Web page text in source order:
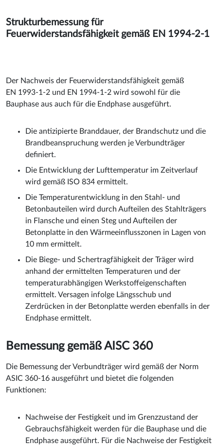
Strukturbemessung für
Feuerwiderstandsfähigkeit gemäß EN 1994-2-1
Der Nachweis der Feuerwiderstandsfähigkeit gemäß
EN 1993-1-2 und EN 1994-1-2 wird sowohl für die
Bauphase aus auch für die Endphase ausgeführt.
Die antizipierte Branddauer, der Brandschutz und die
Brandbeanspruchung werden je Verbundträger
definiert.
Die Entwicklung der Lufttemperatur im Zeitverlauf
wird gemäß ISO 834 ermittelt.
Die Temperaturentwicklung in den Stahl- und
Betonbauteilen wird durch Aufteilen des Stahlträgers
in Flansche und einen Steg und Aufteilen der
Betonplatte in den Wärmeeinflusszonen in Lagen von
10 mm ermittelt.
Die Biege- und Schertragfähigkeit der Träger wird
anhand der ermittelten Temperaturen und der
temperaturabhängigen Werkstoffeigenschaften
ermittelt. Versagen infolge Längsschub und
Zerdrücken in der Betonplatte werden ebenfalls in der
Endphase ermittelt.
Bemessung gemäß AISC 360
Die Bemessung der Verbundträger wird gemäß der Norm
ASIC 360-16 ausgeführt und bietet die folgenden
Funktionen:
Nachweise der Festigkeit und im Grenzzustand der
Gebrauchsfähigkeit werden für die Bauphase und die
Endphase ausgeführt. Für die Nachweise der Festigkeit